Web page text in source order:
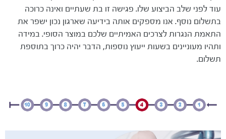
עוד לפני שלב הביצוע שלו. פגישה זו בת שעתיים ואינה כרוכה
בתשלום נוסף. אנו מספקים אותה בידיעה שארגון נכון ישפר את
התאמת הנגרות לצרכים האמיתיים שלכם במוצר הסופי. במידה
ותהיו מעוניינים בשעות ייעוץ נוספות, הדבר יהיה כרוך בתוספת
תשלום.